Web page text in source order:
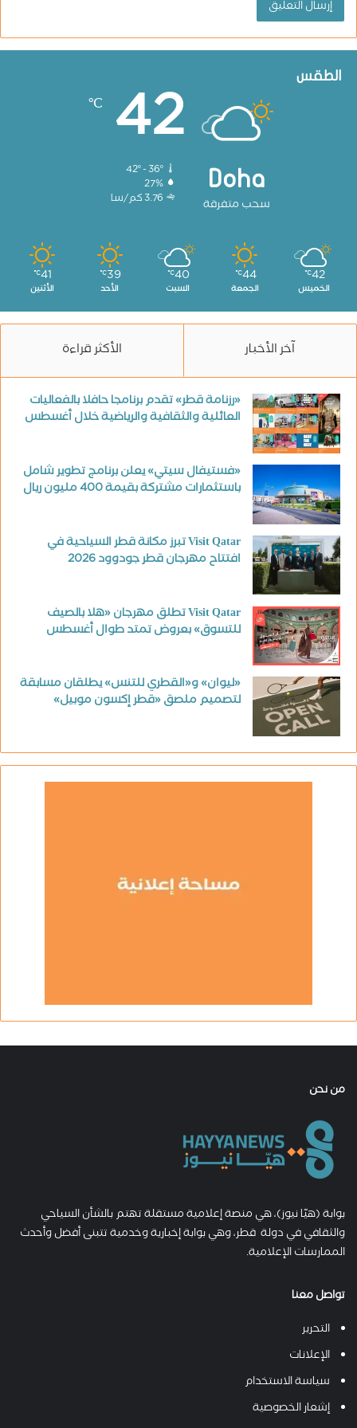
الطقس
Doha
سحب متفرقة
42
℃
42º - 36º
27%
3.76 كم/سا
42
℃
الخميس
44
℃
الجمعة
40
℃
السبت
39
℃
الأحد
41
℃
الأثنين
آخر الأخبار الأكثر قراءة
«رزنامة قطر» تقدم برنامجا حافلا بالفعاليات
العائلية والثقافية والرياضية خلال أغسطس
«فستيفال سيتي» يعلن برنامج تطوير شامل
باستثمارات مشتركة بقيمة 400 مليون ريال
Visit Qatar تبرز مكانة قطر السياحية في
افتتاح مهرجان قطر جودوود 2026
Visit Qatar تطلق مهرجان «هلا بالصيف
للتسوق» بعروض تمتد طوال أغسطس
«ليوان» و«القطري للتنس» يطلقان مسابقة
لتصميم ملصق «قطر إكسون موبيل»
من نحن
بوابة (هيّا نيوز)، هي منصة إعلامية مستقلة تهتم بالشأن السياحي
والثقافي في دولة قطر، وهي بوابة إخبارية وخدمية تتبنى أفضل وأحدث
الممارسات الإعلامية.
تواصل معنا
التحرير
الإعلانات
سياسة الاستخدام
إشعار الخصوصية